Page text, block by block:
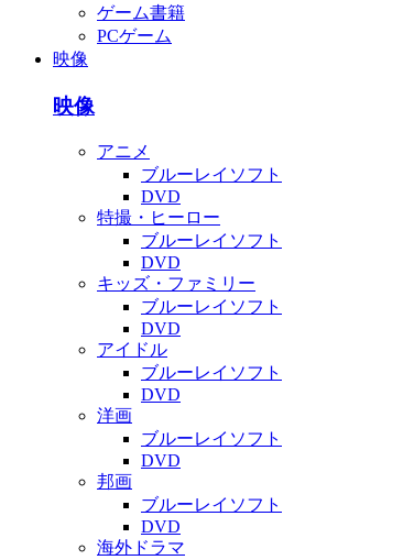
ゲーム書籍
PCゲーム
映像
映像
アニメ
ブルーレイソフト
DVD
特撮・ヒーロー
ブルーレイソフト
DVD
キッズ・ファミリー
ブルーレイソフト
DVD
アイドル
ブルーレイソフト
DVD
洋画
ブルーレイソフト
DVD
邦画
ブルーレイソフト
DVD
海外ドラマ